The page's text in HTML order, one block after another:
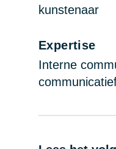
kunstenaar
Expertise
Interne